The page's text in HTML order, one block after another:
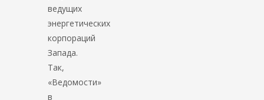
ведущих
энергетических
корпораций
Запада.
Так,
«Ведомости»
в